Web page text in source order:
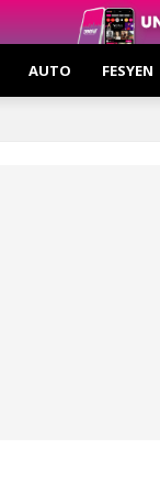
AUTO FESYEN